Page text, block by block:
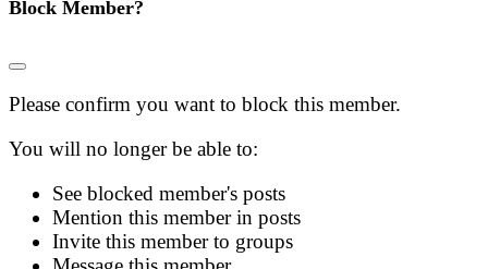
Block Member?
Please confirm you want to block this member.
You will no longer be able to:
See blocked member's posts
Mention this member in posts
Invite this member to groups